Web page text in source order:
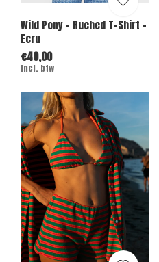
Wild Pony - Ruched T-Shirt -
Ecru
€40,00
Incl. btw